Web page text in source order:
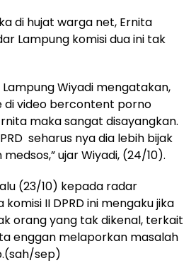
di hujat warga net, Ernita
Lampung komisi dua ini tak
Lampung Wiyadi mengatakan,
di video bercontent porno
maka sangat disayangkan.
seharus nya dia lebih bijak
ujar Wiyadi, (24/10).
(23/10) kepada radar
II DPRD ini mengaku jika
orang yang tak dikenal, terkait
enggan melaporkan masalah
sep)